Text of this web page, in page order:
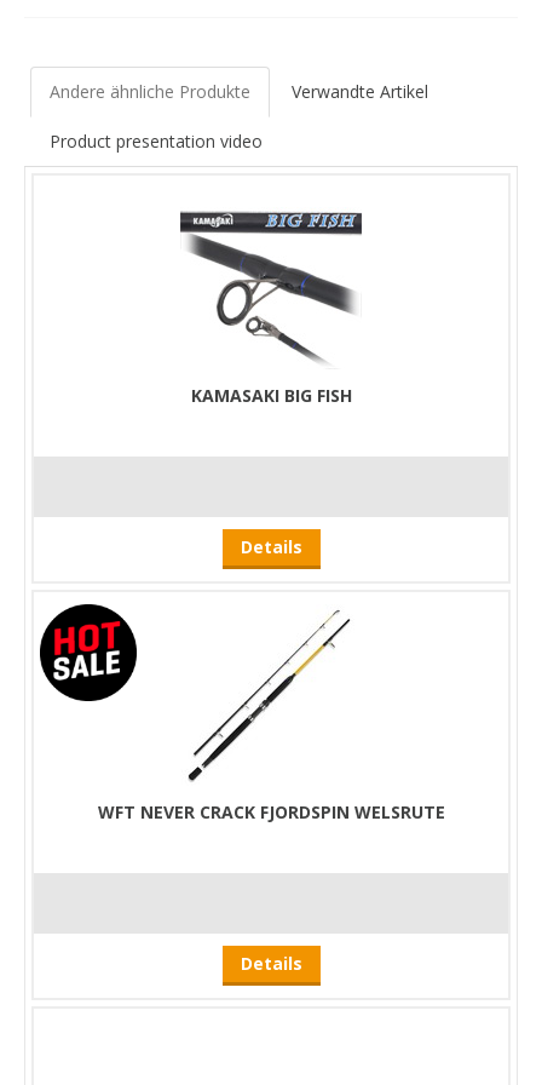
in jeder Phase des Drills gewährleistet. Die Rute und der Blank
sind in einem sauberen blauen Farbverlauf gehalten, passend
zur Marke, ergänzt durch gut sichtbare gelbe Wicklungen an
den verstärkten Dreisteg-Ringen.
Diese Rute empfehlen wir sowohl für Anfänger als auch für
Andere ähnliche Produkte Verwandte Artikel
Product presentation video
KAMASAKI BIG FISH
Details
WFT NEVER CRACK FJORDSPIN WELSRUTE
Details